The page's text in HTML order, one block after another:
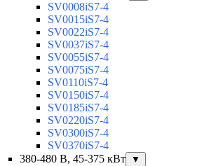
SV0008iS7-4
SV0015iS7-4
SV0022iS7-4
SV0037iS7-4
SV0055iS7-4
SV0075iS7-4
SV0110iS7-4
SV0150iS7-4
SV0185iS7-4
SV0220iS7-4
SV0300iS7-4
SV0370iS7-4
380-480 В, 45-375 кВт
▼